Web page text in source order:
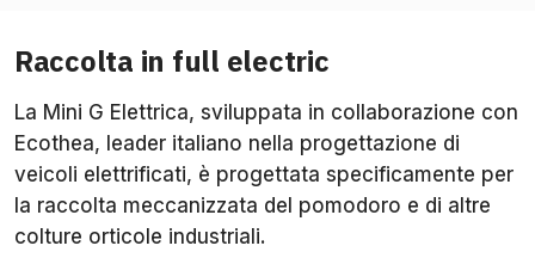
Raccolta in full electric
La Mini G Elettrica, sviluppata in collaborazione con
Ecothea, leader italiano nella progettazione di
veicoli elettrificati, è progettata specificamente per
la raccolta meccanizzata del pomodoro e di altre
colture orticole industriali.